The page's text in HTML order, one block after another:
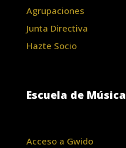
Agrupaciones
Junta Directiva
Hazte Socio
Escuela de Música
Acceso a Gwido